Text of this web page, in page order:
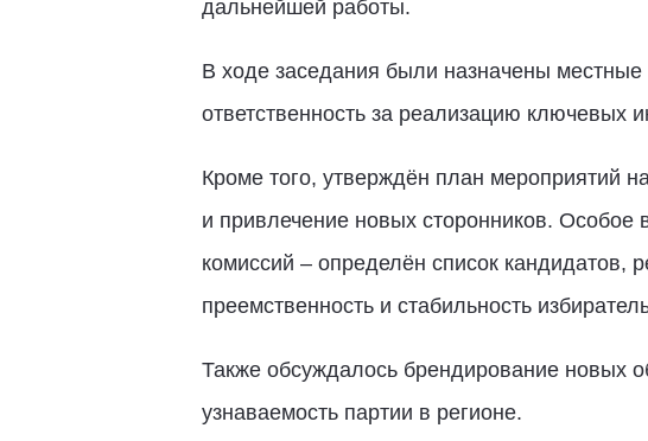
дальнейшей работы.
В ходе заседания были назначены местные
ответственность за реализацию ключевых
Кроме того, утверждён план мероприятий
и привлечение новых сторонников.
комиссий – определён список кандидатов,
преемственность и стабильность
Также обсуждалось брендирование новых
узнаваемость партии в регионе.